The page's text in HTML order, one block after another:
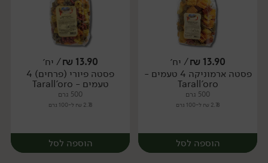
יח׳ יח׳
13.90
₪/ יח׳
פסטה ארמוניקה 4 טעמים -
Tarall'oro
500 גרם
2.78 ₪ ל-100 גרם
הוספה לסל
13.90
₪/ יח׳
פסטה פיורי (פרחים) 4
טעמים - Tarall'oro
500 גרם
2.78 ₪ ל-100 גרם
הוספה לסל